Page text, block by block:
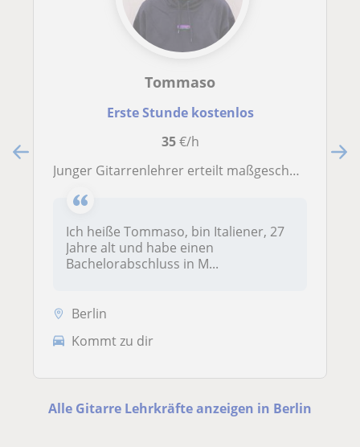
Tommaso
Erste Stunde kostenlos
35€/h
Junger Gitarrenlehrer erteilt maßgeschneiderte Unterrichtsstunden für alle Niveaus.
Ich heiße Tommaso, bin Italiener, 27
Jahre alt und habe einen
Bachelorabschluss in M...
Berlin
Kommt zu dir
Alle Gitarre Lehrkräfte anzeigen in Berlin